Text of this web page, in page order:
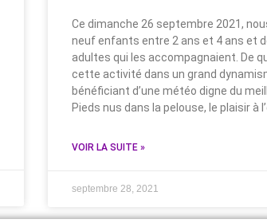
Ce dimanche 26 septembre 2021,
neuf enfants entre 2 ans et 4 ans et
adultes qui les accompagnaient. De
cette activité dans un grand
bénéficiant d’une météo digne du
Pieds nus dans la pelouse, le plaisir à
VOIR LA SUITE »
septembre 28, 2021